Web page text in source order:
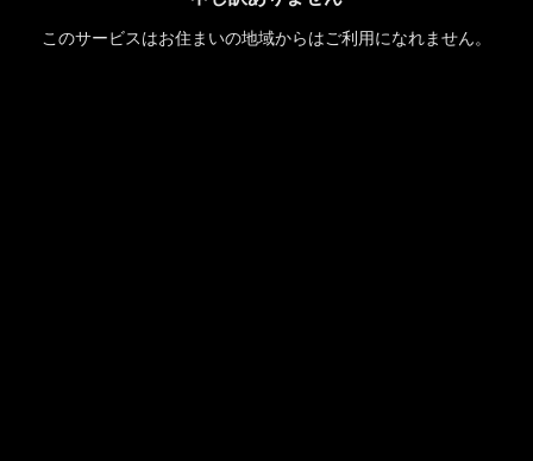
このサービスはお住まいの地域からはご利用になれません。